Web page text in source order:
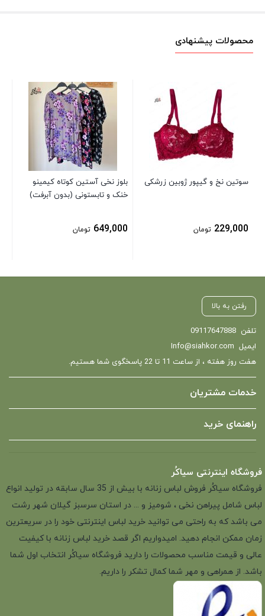
محصولات پیشنهادی
سوتین نخ و گیپور ژوبین زرشکی
229,000 تومان
بلوز نخی آستین کوتاه کیمینو
خنک و تابستونی (بدون آبرفت)
649,000 تومان
رفتن به بالا
تلفن 09117647888
ایمیل Info@siahkor.com
هفت روز هفته ، از ساعت 11 تا 22 پاسخگوی شما هستیم.
خدمات مشتریان
راهنمای خرید
فروشگاه اینترنتی سیاکُر
فروشگاه سیاکُر فروش لباس زنانه با بیش از 35 سال سابقه در تولید انواع
لباس شامل پیراهن نخی ، شومیز و ... در استان سرسبز گیلان شهر رشت
می باشد که به راحتی می توانید خرید لباس اینترنتی خود را در سریعترین
زمان ممکن انجام دهید. امیدواریم اگر قصد خرید لباس زنانه با کیفیت
عالی و قیمت مناسب محصولات را دارید فروشگاه سیاکُر انتخاب اول شما
باشد. از همراهی و مهر شما کمال تشکر را داریم.